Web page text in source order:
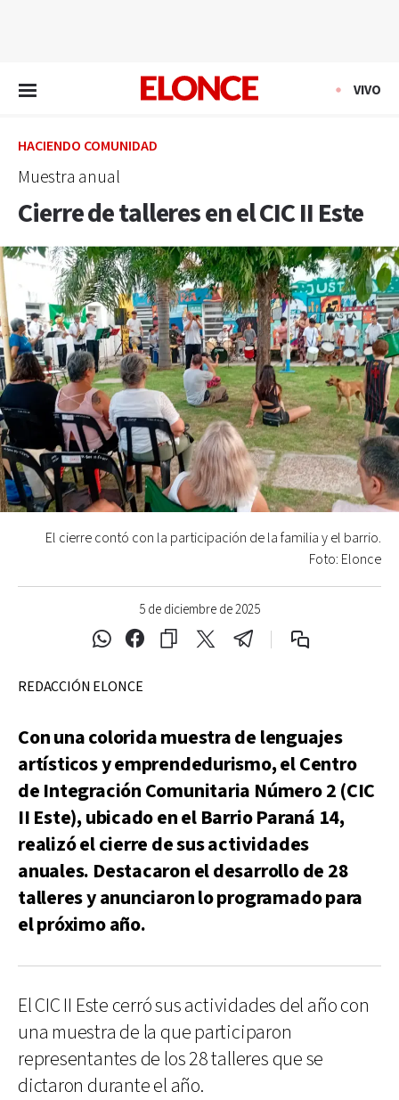
VIVO
HACIENDO COMUNIDAD
Muestra anual
Cierre de talleres en el CIC II Este
5 de diciembre de 2025
El cierre contó con la participación de la familia y el barrio.
Foto: Elonce
REDACCIÓN ELONCE
Con una colorida muestra de lenguajes
artísticos y emprendedurismo, el Centro
de Integración Comunitaria Número 2 (CIC
II Este), ubicado en el Barrio Paraná 14,
realizó el cierre de sus actividades
anuales. Destacaron el desarrollo de 28
talleres y anunciaron lo programado para
el próximo año.
El CIC II Este cerró sus actividades del año con
una muestra de la que participaron
representantes de los 28 talleres que se
dictaron durante el año.